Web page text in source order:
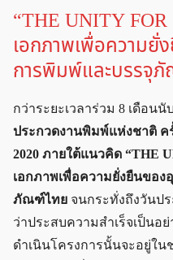
“THE UNITY
เอกภาพเพื่อความยั่
การพิมพ์และบรรจุ
กว่าระยะเวลาร่วม 8 เดือน
ประกวดงานพิมพ์แห่งชาติ ค
2020 ภายใต้แนวคิด “THE
เอกภาพเพื่อความยั่งยืนขอ
ภัณฑ์ไทย จนกระทั่งถึงวันป
ว่าประสบความสำเร็จเป็นอ
ดำเนินโครงการนั้นจะอยู่ใน